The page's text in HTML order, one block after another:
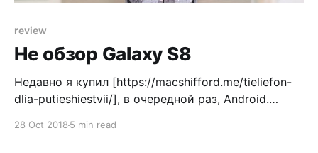
review
Не обзор Galaxy S8
Недавно я купил [https://macshifford.me/tieliefon-
dlia-putieshiestvii/], в очередной раз, Android.
28 Oct 2018 5 min read